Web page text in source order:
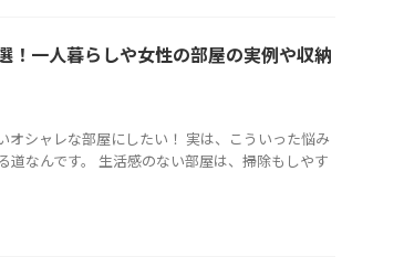
！一人暮らしや女性の部屋の実例や収納
シャレな部屋にしたい！ 実は、こういった悩み
なんです。 生活感のない部屋は、掃除もしやす